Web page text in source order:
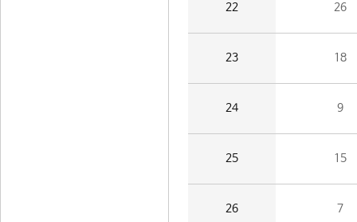
22 26
23 18
24 9
25 15
26 7